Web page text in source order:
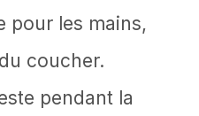
pour les mains,
coucher.
pendant la